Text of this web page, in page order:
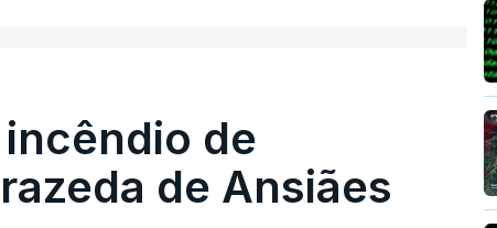
de
de Ansiães